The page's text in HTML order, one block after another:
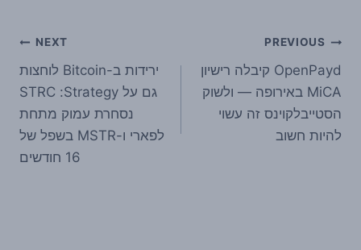
ניווט
PREVIOUS
OpenPayd קיבלה רישיון
MiCA באירופה — ולשוק
הסטייבלקוינס זה עשוי
להיות חשוב
NEXT
ירידות ב-Bitcoin לוחצות
גם על Strategy: ‏STRC
נסחרת עמוק מתחת
לפארי ו-MSTR בשפל של
16 חודשים